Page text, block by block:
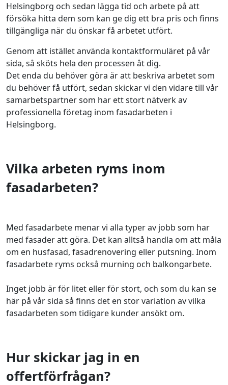
Helsingborg och sedan lägga tid och arbete på att
försöka hitta dem som kan ge dig ett bra pris och finns
tillgängliga när du önskar få arbetet utfört.
Genom att istället använda kontaktformuläret på vår
sida, så sköts hela den processen åt dig.
Det enda du behöver göra är att beskriva arbetet som
du behöver få utfört, sedan skickar vi den vidare till vår
samarbetspartner som har ett stort nätverk av
professionella företag inom fasadarbeten i
Helsingborg.
Vilka arbeten ryms inom
fasadarbeten?
Med fasadarbete menar vi alla typer av jobb som har
med fasader att göra. Det kan alltså handla om att måla
om en husfasad, fasadrenovering eller putsning. Inom
fasadarbete ryms också murning och balkongarbete.
Inget jobb är för litet eller för stort, och som du kan se
här på vår sida så finns det en stor variation av vilka
fasadarbeten som tidigare kunder ansökt om.
Hur skickar jag in en
offertförfrågan?